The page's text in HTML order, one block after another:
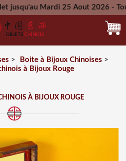
Mardi 25 Aout 2026 -
Mercredi 26 Aout 2026
> Boite à Bijoux Chinoises >
à Bijoux Rouge
À BIJOUX ROUGE